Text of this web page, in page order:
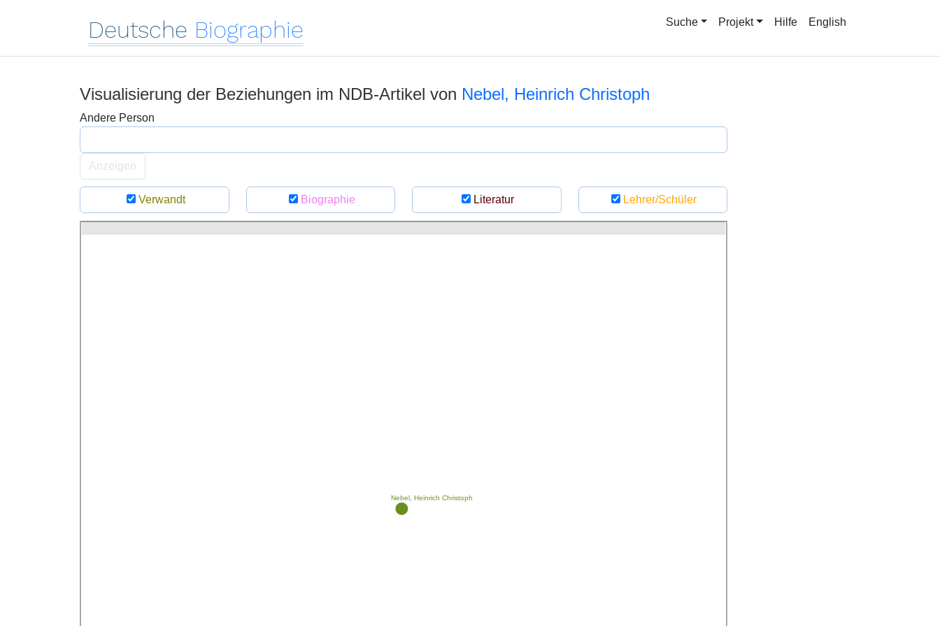
Deutsche Biographie Suche Projekt Hilfe English
Visualisierung der Beziehungen im NDB-Artikel von Nebel, Heinrich Christoph
Andere Person
Anzeigen
Verwandt Biographie Literatur Lehrer/Schüler
Nebel, Heinrich Christoph